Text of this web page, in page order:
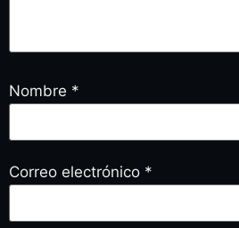
Nombre *
Correo electrónico *